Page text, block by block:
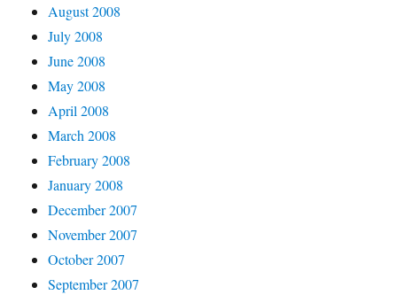
August 2008
July 2008
June 2008
May 2008
April 2008
March 2008
February 2008
January 2008
December 2007
November 2007
October 2007
September 2007